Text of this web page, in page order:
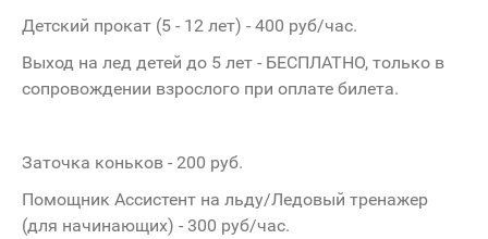
Детский прокат (5 - 12 лет) - 400 руб/час.
Выход на лед детей до 5 лет - БЕСПЛАТНО, только в
сопровождении взрослого при оплате билета.
Заточка коньков - 200 руб.
Помощник Ассистент на льду/Ледовый тренажер
(для начинающих) - 300 руб/час.